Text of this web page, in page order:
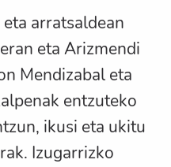
arratsaldean
eta Arizmendi
Mendizabal eta
entzuteko
ikusi eta ukitu
Izugarrizko